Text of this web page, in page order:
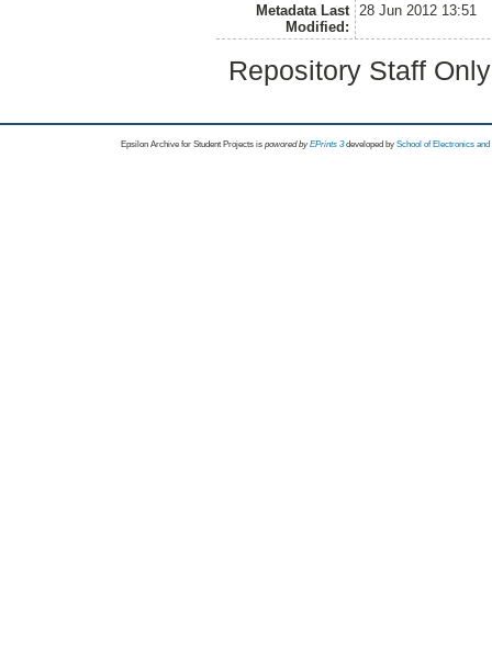
Metadata Last
Modified:
28 Jun 2012 13:51
Repository Staff
Epsilon Archive for Student Projects is powored byEPrints 3 developed by School of Electronics